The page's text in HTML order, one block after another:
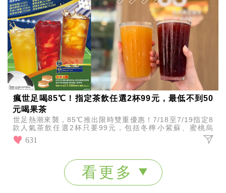
瘋世足喝85℃！指定茶飲任選2杯99元，最低不到50
元喝果茶
世足熱潮來襲，85℃推出限時雙重優惠！7/18至7/19指定8
款人氣茶飲任選2杯只要99元，包括冬檸小紫蘇、蜜桃烏
龍、蜜桃多多等，最低不到50元就能喝果茶。
631
看更多